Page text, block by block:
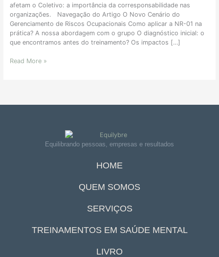
afetam o Coletivo: a importância da corresponsabilidade nas
organizações. Navegação do Artigo O Novo Cenário do
Gerenciamento de Riscos Ocupacionais Como aplicar a NR-01 na
prática? A nossa abordagem com o grupo O diagnóstico inicial: o
que encontramos antes do treinamento? Os impactos […]
corresponsabilidade
na
Saúde
Mental
Organizacional
Read More »
Equilibrando pessoas, empresas e resultados
HOME
QUEM SOMOS
SERVIÇOS
TREINAMENTOS EM SAÚDE MENTAL
LIVRO